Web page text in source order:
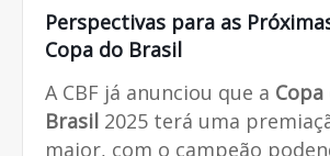
Perspectivas para as
Copa do Brasil
A CBF já anunciou que a Copa
Brasil 2025 terá uma
maior, com o campeão